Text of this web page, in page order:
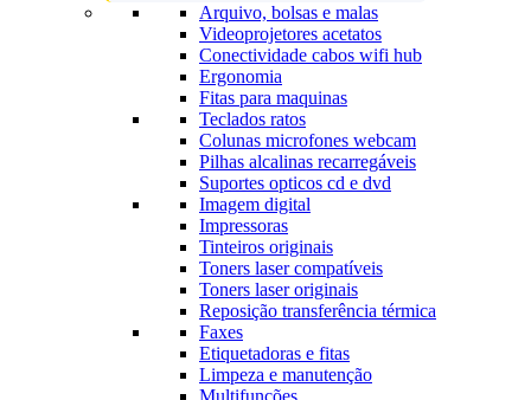
Arquivo, bolsas e malas
Videoprojetores acetatos
Conectividade cabos wifi hub
Ergonomia
Fitas para maquinas
Teclados ratos
Colunas microfones webcam
Pilhas alcalinas recarregáveis
Suportes opticos cd e dvd
Imagem digital
Impressoras
Tinteiros originais
Toners laser compatíveis
Toners laser originais
Reposição transferência térmica
Faxes
Etiquetadoras e fitas
Limpeza e manutenção
Multifunções